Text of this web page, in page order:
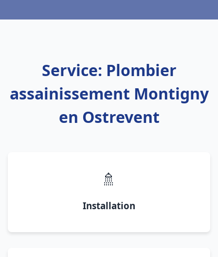
Service: Plombier
assainissement Montigny
en Ostrevent
🚿
Installation